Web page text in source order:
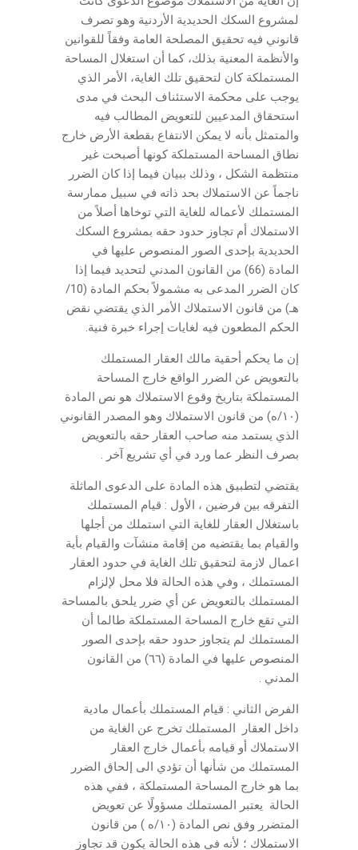
لمشروع السكك الحديدية الأردنية وهو تصرف
قانوني فيه تحقيق المصلحة العامة وفقاً للقوانين
والأنظمة المعنية بذلك، كما أن استغلال المساحة
المستملكة كان لتحقيق تلك الغاية، الأمر الذي
يوجب على محكمة الاستئناف البحث في مدى
استحقاق المدعيين للتعويض المطالب فيه
والمتمثل بأنه لا يمكن الانتفاع بقطعة الأرض خارج
نطاق المساحة المستملكة كونها أصبحت غير
منتظمة الشكل ، وذلك ببيان فيما إذا كان الضرر
ناجماً عن الاستملاك بحد ذاته في سبيل ممارسة
المستملك لأعماله للغاية التي توخاها أصلاً من
الاستملاك أم تجاوز حدود حقه بمشروع السكك
الحديدية بإحدى الصور المنصوص عليها في
المادة (66) من القانون المدني لتحديد فيما إذا
كان الضرر المدعى به مشمولاً بحكم المادة (10/
هـ) من قانون الاستملاك الأمر الذي يقتضي نقض
الحكم المطعون فيه لغايات إجراء خبرة فنية.
إن ما يحكم أحقية مالك العقار المستملك
بالتعويض عن الضرر الواقع خارج المساحة
المستملكة بتاريخ وقوع الاستملاك هو نص المادة
(١٠/ه) من قانون الاستملاك وهو المصدر القانوني
الذي يستمد منه صاحب العقار حقه بالتعويض
بصرف النظر عما ورد في أي تشريع آخر .
يقتضي لتطبيق هذه المادة على الدعوى الماثلة
التفرقه بين فرضين ، الأول : قيام المستملك
باستغلال العقار للغاية التي استملك من أجلها
والقيام بما يقتضيه من إقامة منشآت والقيام بأية
اعمال لازمة لتحقيق تلك الغاية في حدود العقار
المستملك ، وفي هذه الحالة فلا محل لإلزام
المستملك بالتعويض عن أي ضرر يلحق بالمساحة
التي تقع خارج المساحة المستملكة طالما أن
المستملك لم يتجاوز حدود حقه بإحدى الصور
المنصوص عليها في المادة (٦٦) من القانون
المدني .
الفرض الثاني : قيام المستملك بأعمال مادية
داخل العقار المستملك تخرج عن الغاية من
الاستملاك أو قيامه بأعمال خارج العقار
المستملك من شأنها أن تؤدي الى إلحاق الضرر
بما هو خارج المساحة المستملكة ، ففي هذه
الحالة يعتبر المستملك مسؤولًا عن تعويض
المتضرر وفق نص المادة (١٠/ه ) من قانون
الاستملاك ؛ لأنه في هذه الحالة يكون قد تجاوز